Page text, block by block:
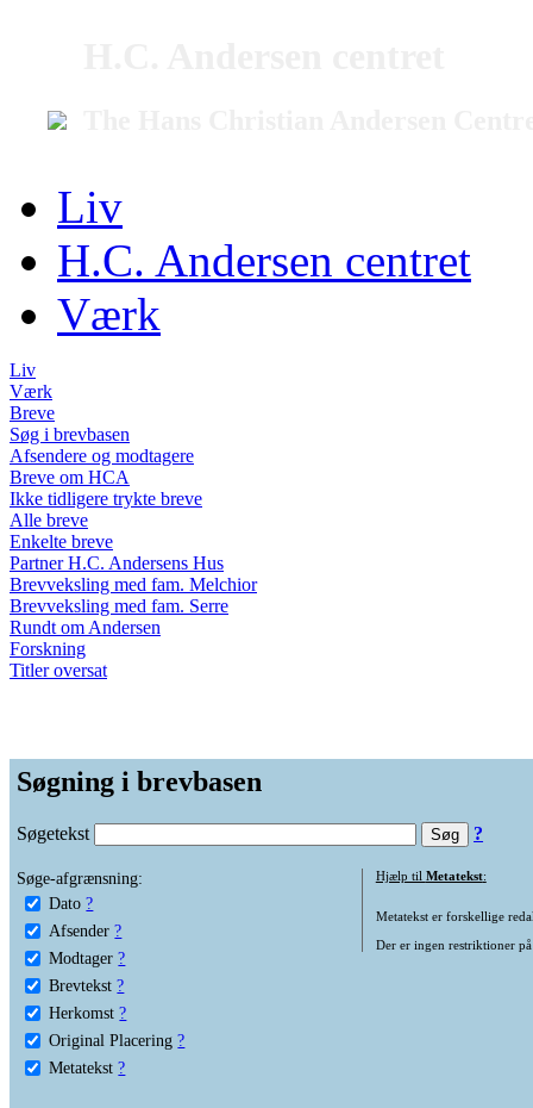
Liv
H.C. Andersen centret
Værk
Liv
Værk
Breve
Søg i brevbasen
Afsendere og modtagere
Breve om HCA
Ikke tidligere trykte breve
Alle breve
Enkelte breve
Partner H.C. Andersens Hus
Brevveksling med fam. Melchior
Brevveksling med fam. Serre
Rundt om Andersen
Forskning
Titler oversat
Søgning i brevbasen
Søgetekst ?
Søge-afgrænsning:
Dato ?
Afsender ?
Modtager ?
Brevtekst ?
Herkomst ?
Original Placering ?
Metatekst ?
Hjælp til Metatekst:
Metatekst er forskellige
Der er ingen restriktioner